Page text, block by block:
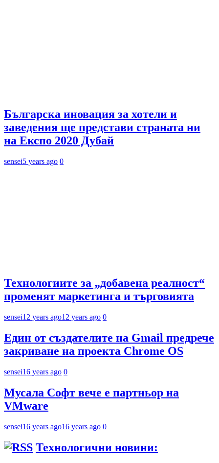
Българска иновация за хотели и
заведения ще представи страната ни
на Експо 2020 Дубай
sensei5 years ago 0
Технологиите за „добавена реалност“
променят маркетинга и търговията
sensei12 years ago12 years ago 0
Един от създателите на Gmail предрече
закриване на проекта Chrome OS
sensei16 years ago 0
Мусала Софт вече е партньор на
VMware
sensei16 years ago16 years ago 0
Технологични новини: